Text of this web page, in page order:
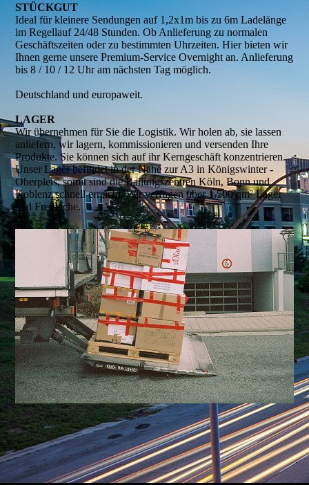
STÜCKGUT
Ideal für kleinere Sendungen auf 1,2x1m bis zu 6m Ladelänge
im Regellauf 24/48 Stunden. Ob Anlieferung zu normalen
Geschäftszeiten oder zu bestimmten Uhrzeiten. Hier bieten wir
Ihnen gerne unsere Premium-Service Overnight an. Anlieferung
bis 8 / 10 / 12 Uhr am nächsten Tag möglich.
Deutschland und europaweit.
LAGER
Wir übernehmen für Sie die Logistik. Wir holen ab, sie lassen
anliefern, wir lagern, kommissionieren und versenden Ihre
Produkte. Sie können sich auf ihr Kerngeschäft konzentrieren.
Unser Lager befindet in der Nähe zur A3 in Königswinter -
Oberpleis, somit sind die Ballungszentren Köln, Bonn und
Koblenz schnell erreicht. Wir verfügen über 1.500 qm² Lager
und Freifläche.